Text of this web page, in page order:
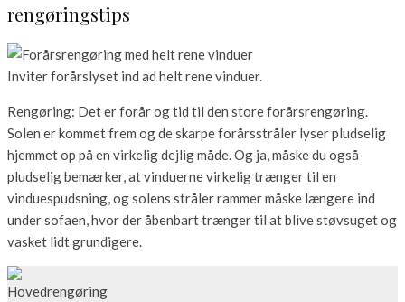
rengøringstips
Inviter forårslyset ind ad helt rene vinduer.
Rengøring: Det er forår og tid til den store forårsrengøring.
Solen er kommet frem og de skarpe forårsstråler lyser pludselig
hjemmet op på en virkelig dejlig måde. Og ja, måske du også
pludselig bemærker, at vinduerne virkelig trænger til en
vinduespudsning, og solens stråler rammer måske længere ind
under sofaen, hvor der åbenbart trænger til at blive støvsuget og
vasket lidt grundigere.